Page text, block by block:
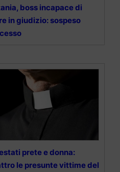
boss incapace di
in giudizio: sospeso
prete e donna:
le presunte vittime del